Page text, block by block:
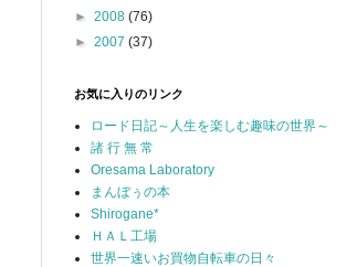
► 2008 (76)
► 2007 (37)
お気に入りのリンク
ロード日記～人生を楽しむ趣味の世界～
諸 行 無 常
Oresama Laboratory
まんぼぅの本
Shirogane*
ＨＡＬ工場
世界一速いお買物自転車の日々